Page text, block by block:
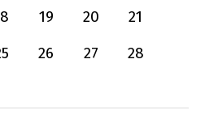
19 20
21
26 27
28